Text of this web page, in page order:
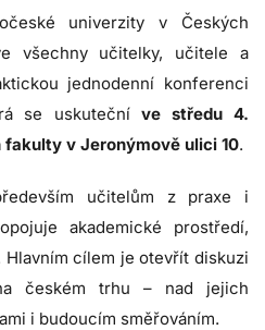
univerzity v Českých
všechny učitelky, učitele a
jednodenní konferenci
se uskuteční ve středu 4.
v Jeronýmově ulici 10.
učitelům z praxe i
akademické prostředí,
cílem je otevřít diskuzi
českém trhu – nad jejich
i budoucím směřováním.